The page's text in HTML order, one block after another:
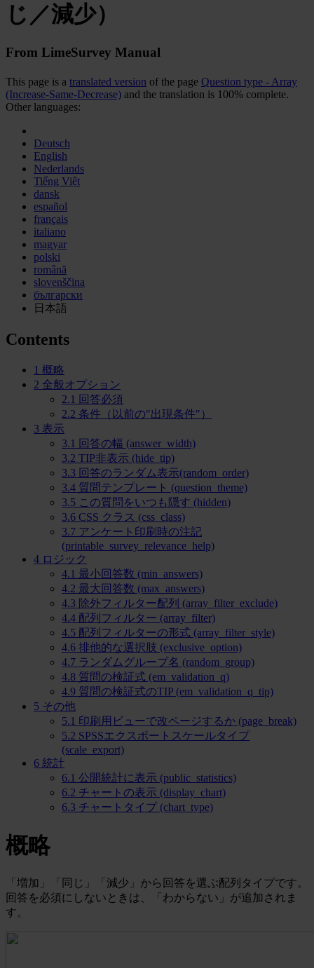
じ／減少）
From LimeSurvey Manual
This page is a translated version of the page Question type - Array
(Increase-Same-Decrease) and the translation is 100% complete.
Other languages:
Deutsch
English
Nederlands
Tiếng Việt
dansk
español
français
italiano
magyar
polski
română
slovenščina
български
日本語
Contents
1 概略
2 全般オプション
2.1 回答必須
2.2 条件（以前の"出現条件"）
3 表示
3.1 回答の幅 (answer_width)
3.2 TIP非表示 (hide_tip)
3.3 回答のランダム表示(random_order)
3.4 質問テンプレート (question_theme)
3.5 この質問をいつも隠す (hidden)
3.6 CSS クラス (css_class)
3.7 アンケート印刷時の注記
(printable_survey_relevance_help)
4 ロジック
4.1 最小回答数 (min_answers)
4.2 最大回答数 (max_answers)
4.3 除外フィルター配列 (array_filter_exclude)
4.4 配列フィルター (array_filter)
4.5 配列フィルターの形式 (array_filter_style)
4.6 排他的な選択肢 (exclusive_option)
4.7 ランダムグループ名 (random_group)
4.8 質問の検証式 (em_validation_q)
4.9 質問の検証式のTIP (em_validation_q_tip)
5 その他
5.1 印刷用ビューで改ページするか (page_break)
5.2 SPSSエクスポートスケールタイプ
(scale_export)
6 統計
6.1 公開統計に表示 (public_statistics)
6.2 チャートの表示 (display_chart)
6.3 チャートタイプ (chart_type)
概略
「増加」「同じ」「減少」から回答を選ぶ配列タイプです。
回答を必須にしないときは、「わからない」が追加されま
す。